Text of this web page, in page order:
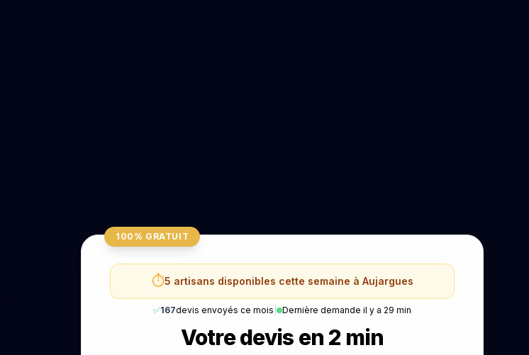
100% GRATUIT
⏱️5 artisans disponibles cette semaine à Aujargues
✅167devis envoyés ce mois Dernière demande il y a 29 min
Votre devis en 2 min